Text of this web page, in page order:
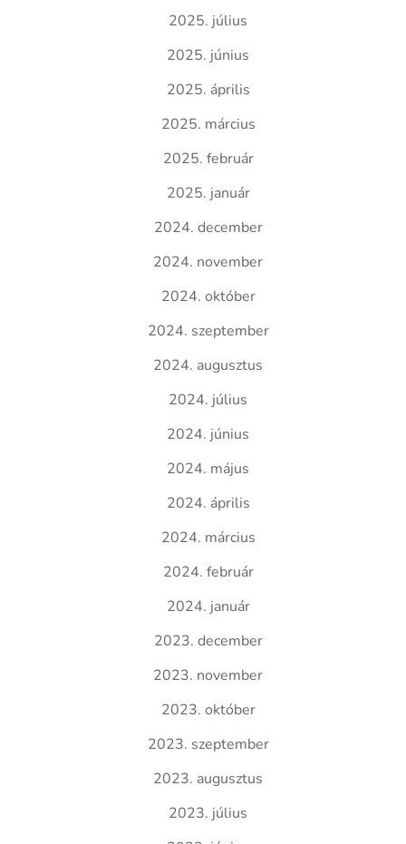
2025. július
2025. június
2025. április
2025. március
2025. február
2025. január
2024. december
2024. november
2024. október
2024. szeptember
2024. augusztus
2024. július
2024. június
2024. május
2024. április
2024. március
2024. február
2024. január
2023. december
2023. november
2023. október
2023. szeptember
2023. augusztus
2023. július